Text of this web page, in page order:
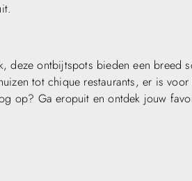
ontbijtspots bieden een breed
tot chique restaurants, er is voor
op? Ga eropuit en ontdek jouw